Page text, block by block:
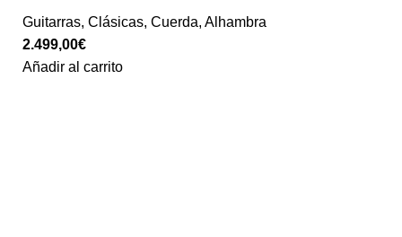
Guitarras,Clásicas,Cuerda,Alhambra
2.499,00€
Añadir al carrito